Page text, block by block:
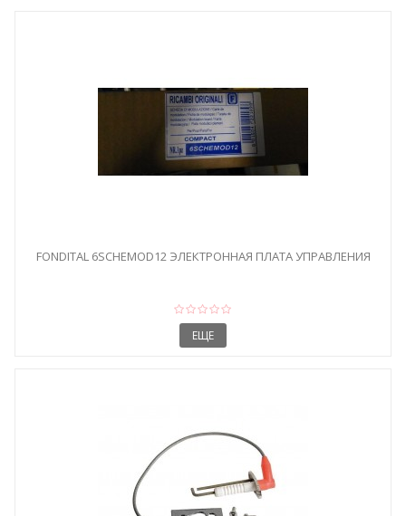
FONDITAL 6SCHEMOD12 ЭЛЕКТРОННАЯ ПЛАТА УПРАВЛЕНИЯ
ЕЩЕ